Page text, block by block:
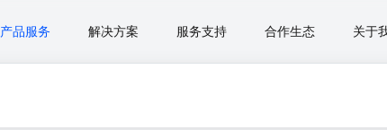
产品服务 解决方案 服务支持 合作生态 关于